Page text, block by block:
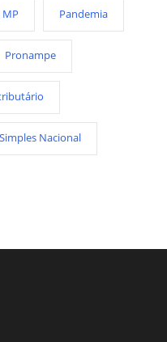
MP Pandemia
Pronampe
Simples Nacional